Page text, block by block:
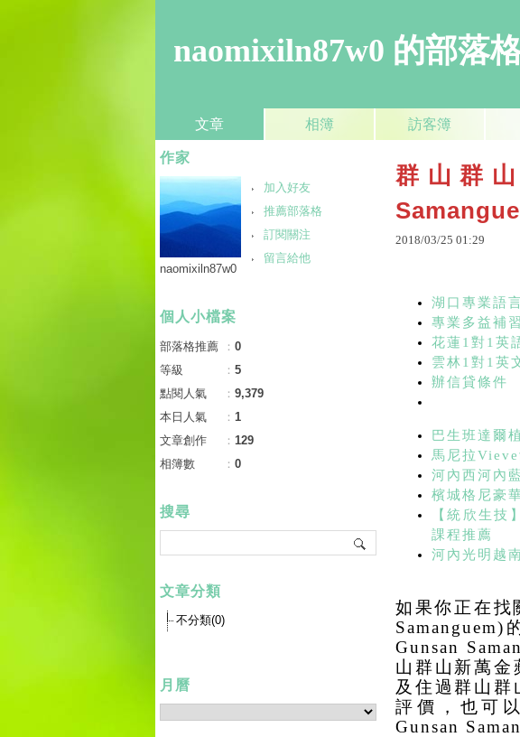
naomixiln87w0 的部落
文章 相簿 訪客簿
群山群
2018/03/25 01:29
湖口專業語
專業多益補
花蓮1對1英
雲林1對1英
辦信貸條件
巴生班達爾
馬尼拉
河內西河內
檳城格尼豪
【統欣生
課程推薦
河內光明越
如果你正在找
Gunsan
山群山新萬金
及住過群山群
評價，也可
Gunsan
作家
加入好友
推薦部落格
訂閱關注
留言給他
naomixiln87w0
個人小檔案
部落格推薦 ： 0
等級
： 5
點閱人氣
： 9,379
本日人氣
： 1
文章創作
： 129
相簿數
： 0
搜尋
文章分類
不分類(0)
月曆